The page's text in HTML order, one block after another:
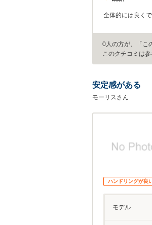
全体的には良く
0人の方が、「こ
このクチコミは
安定感がある
モーリスさん
ハンドリングが良
モデル